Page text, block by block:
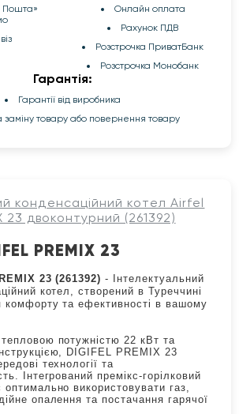
Пошта»
Онлайн оплата
Рахунок ПДВ
Розстрочка ПриватБанк
Розстрочка Монобанк
Гарантія:
Гарантії від виробника
заміну товару або повернення товару
конденсаційний котел Airfel
23 двоконтурний (261392)
PREMIX 23
23 (261392)- Інтелектуальний
котел, створений в Туреччині
комфорту та ефективності в вашому
потужністю 22 кВт та
DIGIFEL PREMIX 23
технології та
Інтегрований премікс-горілковий
використовувати газ,
опалення та постачання гарячої